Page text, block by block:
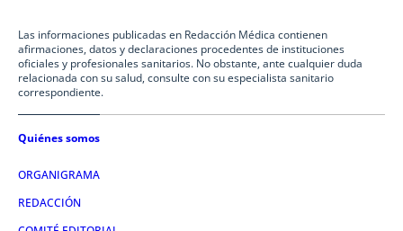
Las informaciones publicadas en Redacción Médica contienen
afirmaciones, datos y declaraciones procedentes de instituciones
oficiales y profesionales sanitarios. No obstante, ante cualquier duda
relacionada con su salud, consulte con su especialista sanitario
correspondiente.
Quiénes somos
ORGANIGRAMA
REDACCIÓN